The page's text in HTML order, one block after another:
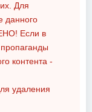
Для
данного
Если в
пропаганды
контента -
удаления